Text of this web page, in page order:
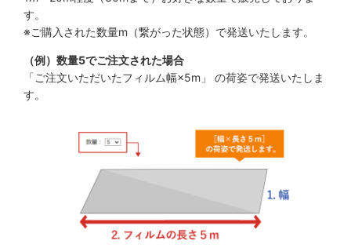
す。
※ご購入された数量m（繋がった状態）で発送いたします。
（例）数量5でご注文された場合
「ご注文いただいたフィルム幅×5m」 の荷姿で発送いたしま
す。